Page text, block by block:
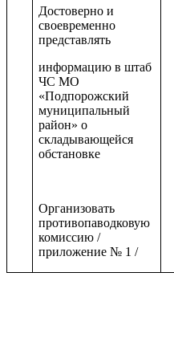
Достоверно и
своевременно
представлять
информацию в штаб
ЧС МО
«Подпорожский
муниципальный
район» о
складывающейся
обстановке
Организовать
противопаводковую
комиссию /
приложение № 1 /